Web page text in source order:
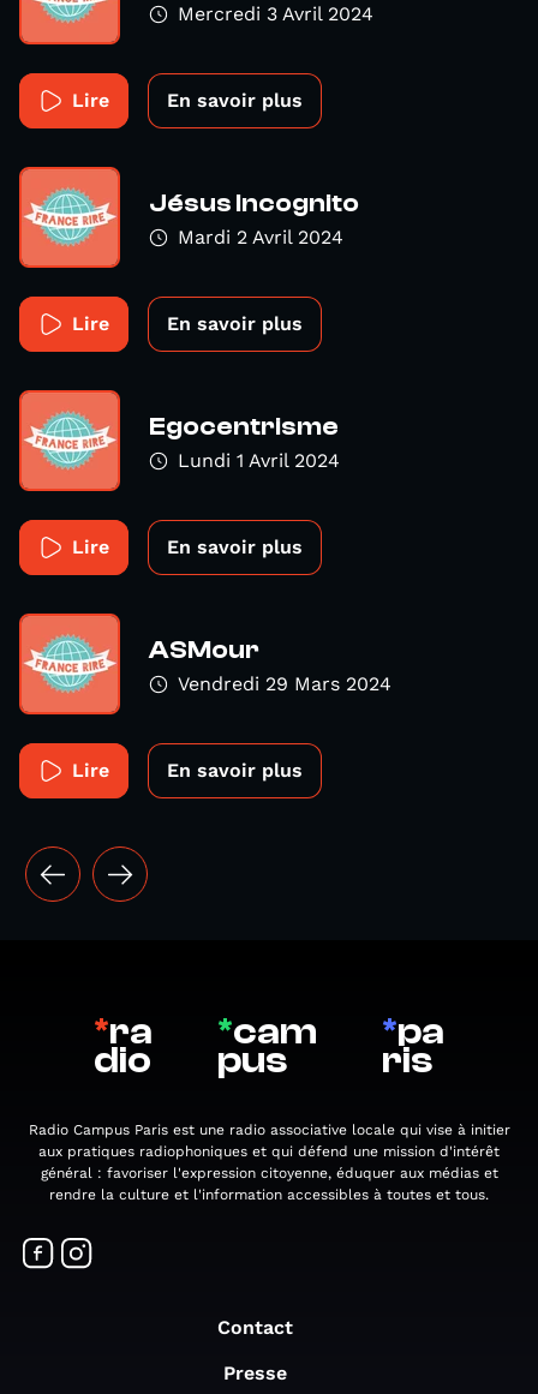
Mercredi 3 Avril 2024
Lire En savoir plus
Jésus Incognito
Mardi 2 Avril 2024
Lire En savoir plus
Egocentrisme
Lundi 1 Avril 2024
Lire En savoir plus
ASMour
Vendredi 29 Mars 2024
Lire En savoir plus
*ra
dio
*cam
pus
*pa
ris
Radio Campus Paris est une radio associative locale qui vise à initier
aux pratiques radiophoniques et qui défend une mission d'intérêt
général : favoriser l'expression citoyenne, éduquer aux médias et
rendre la culture et l'information accessibles à toutes et tous.
Contact
Presse